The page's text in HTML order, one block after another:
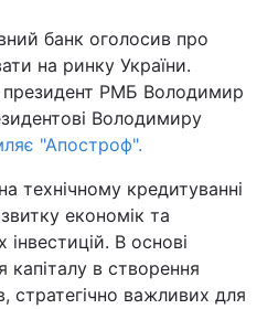
банк оголосив про
на ринку України.
президент РМБ Володимир
Володимиру
"Апостроф".
технічному кредитуванні
економік та
В основі
капіталу в створення
стратегічно важливих для